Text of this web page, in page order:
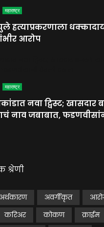
महाराष्ट्र
हत्याप्रकरणाला
आरोप
महाराष्ट्र
नवा ट्विस्ट; खासदार
नाव जबाबात,
श्रेणी
अर्थकारण अवर्गीकृत
करिअर कोकण क्राईम